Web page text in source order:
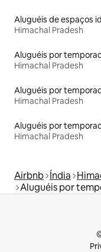
Himachal Pradesh
Himachal Pradesh
Himachal Pradesh
Himachal Pradesh
Airbnb Índia
Aluguéis por